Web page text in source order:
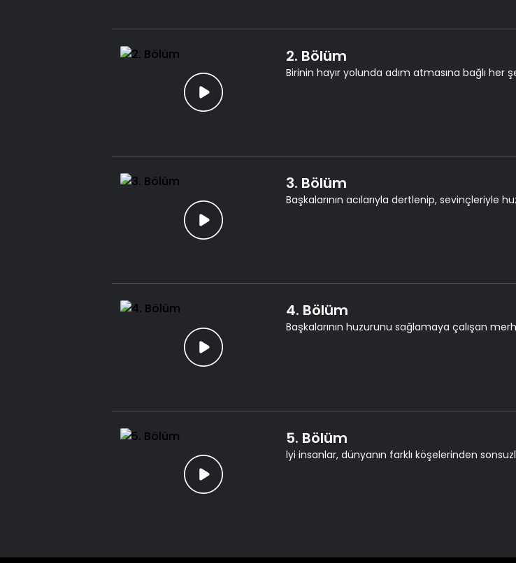
2. Bölüm
Birinin hayır yolunda adım atmasına bağlı her
3. Bölüm
Başkalarının acılarıyla dertlenip, sevinçleriyle
4. Bölüm
Başkalarının huzurunu sağlamaya çalışan
5. Bölüm
İyi insanlar, dünyanın farklı köşelerinden